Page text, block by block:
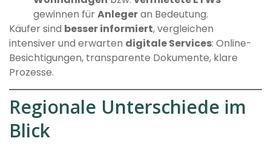
gewinnen fürAnlegeran Bedeutung.
Käufer sind besser informiert, vergleichen
intensiver und erwarten digitale Services: Online-
Besichtigungen, transparente Dokumente, klare
Prozesse.
Regionale Unterschiede im
Blick